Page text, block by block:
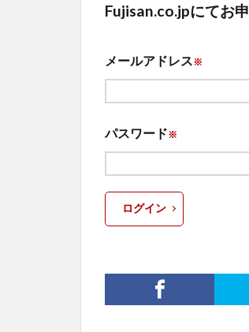
Fujisan.co.jpにてお
メールアドレス ※
パスワード※
ログイン